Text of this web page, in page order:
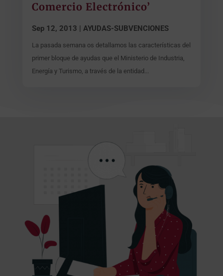
Comercio Electrónico’
Sep 12, 2013 | AYUDAS-SUBVENCIONES
La pasada semana os detallamos las características del
primer bloque de ayudas que el Ministerio de Industria,
Energía y Turismo, a través de la entidad...